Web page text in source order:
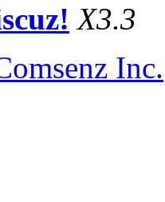
X3.3
Inc.